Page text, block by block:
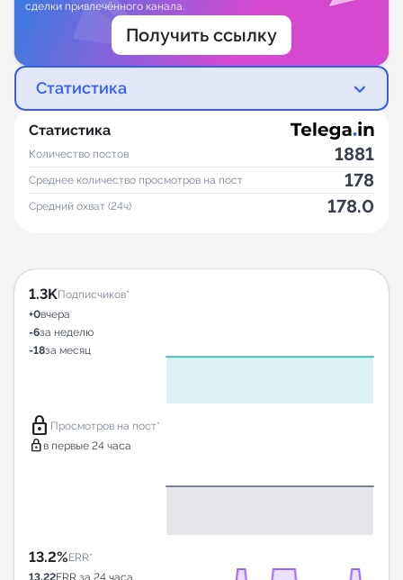
сделки привлечённого канала.
Получить ссылку
Статистика
Статистика
Количество постов 1881
Среднее количество просмотров на пост 178
Средний охват (24ч) 178.0
1.3KПодписчиков*
+0вчера
-6за неделю
-18за месяц
lock Просмотров на пост*
lock в первые 24 часа
13.2%ERR*
13.22ERR за 24 часа